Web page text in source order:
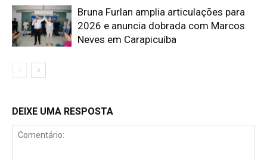
Bruna Furlan amplia articulações para
2026 e anuncia dobrada com Marcos
Neves em Carapicuíba
DEIXE UMA RESPOSTA